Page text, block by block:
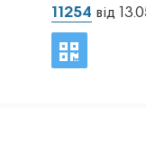
11254 від